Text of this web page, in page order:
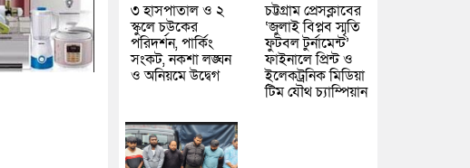
৩ হাসপাতাল ও ২
স্কুলে চউকের
পরিদর্শন, পার্কিং
সংকট, নকশা লঙ্ঘন
ও অনিয়মে উদ্বেগ
চট্টগ্রাম প্রেসক্লাবের
‘জুলাই বিপ্লব স্মৃতি
ফুটবল টুর্নামেন্ট’
ফাইনালে প্রিন্ট ও
ইলেকট্রনিক মিডিয়া
টিম যৌথ চ্যাম্পিয়ান